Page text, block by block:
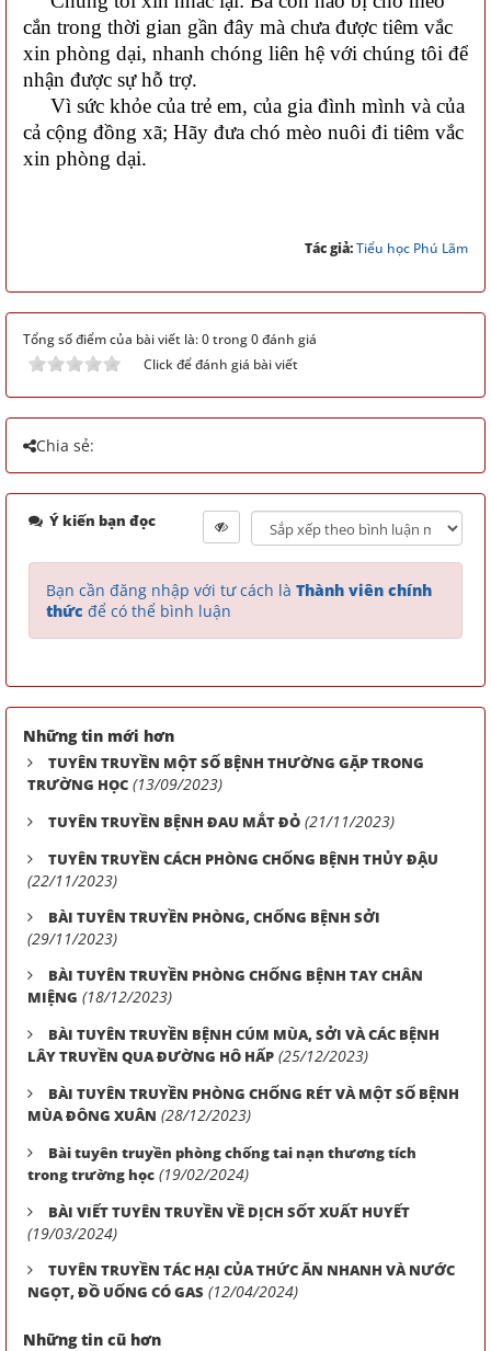
cắn trong thời gian gần đây mà chưa được tiêm vắc
xin phòng dại, nhanh chóng liên hệ với chúng tôi để
nhận được sự hỗ trợ.
Vì sức khỏe của trẻ em, của gia đình mình và của
cả cộng đồng xã; Hãy đưa chó mèo nuôi đi tiêm vắc
xin phòng dại.
Tác giả:Tiểu học Phú Lãm
Tổng số điểm của bài viết là: 0 trong 0 đánh giá
Click để đánh giá bài viết
Chia sẻ:
Ý kiến bạn đọc
Bạn cần đăng nhập với tư cách là Thành viên chính
thức để có thể bình luận
Những tin mới hơn
TUYÊN TRUYỀN MỘT SỐ BỆNH THƯỜNG GẶP TRONG
TRƯỜNG HỌC (13/09/2023)
TUYÊN TRUYỀN BỆNH ĐAU MẮT ĐỎ (21/11/2023)
TUYÊN TRUYỀN CÁCH PHÒNG CHỐNG BỆNH THỦY ĐẬU
(22/11/2023)
BÀI TUYÊN TRUYỀN PHÒNG, CHỐNG BỆNH SỞI
(29/11/2023)
BÀI TUYÊN TRUYỀN PHÒNG CHỐNG BỆNH TAY CHÂN
MIỆNG (18/12/2023)
BÀI TUYÊN TRUYỀN BỆNH CÚM MÙA, SỞI VÀ CÁC BỆNH
LÂY TRUYỀN QUA ĐƯỜNG HÔ HẤP (25/12/2023)
BÀI TUYÊN TRUYỀN PHÒNG CHỐNG RÉT VÀ MỘT SỐ BỆNH
MÙA ĐÔNG XUÂN (28/12/2023)
Bài tuyên truyền phòng chống tai nạn thương tích
trong trường học (19/02/2024)
BÀI VIẾT TUYÊN TRUYỀN VỀ DỊCH SỐT XUẤT HUYẾT
(19/03/2024)
TUYÊN TRUYỀN TÁC HẠI CỦA THỨC ĂN NHANH VÀ NƯỚC
NGỌT, ĐỒ UỐNG CÓ GAS (12/04/2024)
Những tin cũ hơn